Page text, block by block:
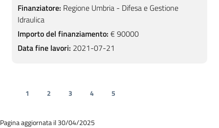
Finanziatore: Regione Umbria - Difesa e Gestione
Idraulica
Importo del finanziamento: € 90000
Data fine lavori: 2021-07-21
1 2 3 4 5
Pagina aggiornata il 30/04/2025